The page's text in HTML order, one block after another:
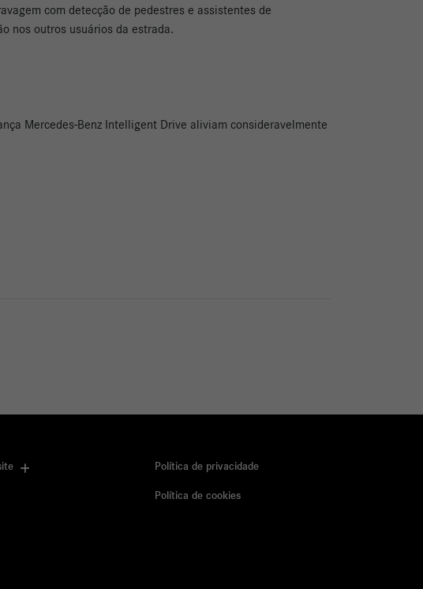
com detecção de pedestres e assistentes de
nos outros usuários da estrada.
Mercedes-Benz Intelligent Drive aliviam consideravelmente
Política de privacidade
Política de cookies